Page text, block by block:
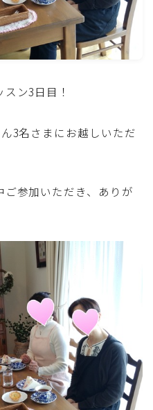
ワー・パプリカ・菜
いんげん・そら豆・え
ド・青梗菜・セロリ・
ぶ・大根・れんこん・
ン3日目！
3名さまにお越しいただ
参加いただき、ありが